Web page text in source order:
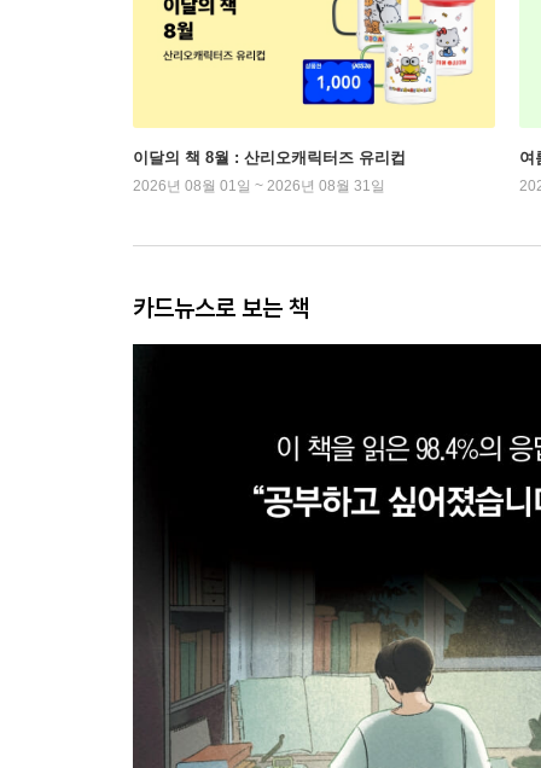
이달의 책 8월 : 산리오캐릭터즈 유리컵
2026년 08월 01일 ~ 2026년 08월 31일
여
카드뉴스로 보는 책